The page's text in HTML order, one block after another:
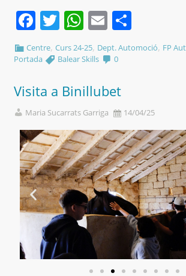
Facebook
Twitter
WhatsApp
Email
Centre,Curs 24-25, Dept. Automoció, FP
Portada Balear Skills 0
Visita a Binillubet
Maria Sucarrats Garriga 14/04/25